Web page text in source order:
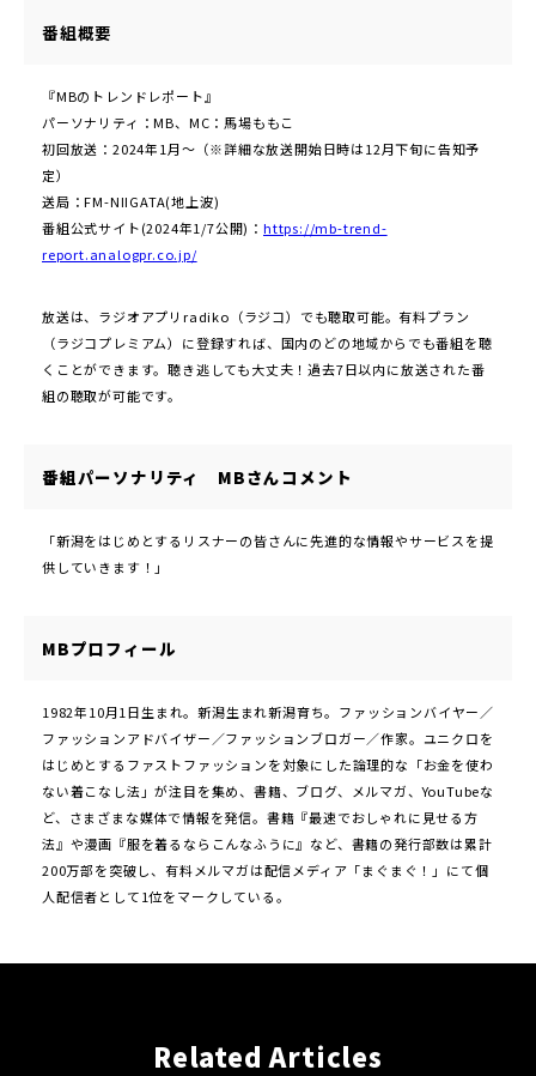
番組概要
『MBのトレンドレポート』
パーソナリティ：MB、MC：馬場ももこ
初回放送：2024年1月〜（※詳細な放送開始日時は12月下旬に告知予
定）
送局：FM-NIIGATA(地上波)
番組公式サイト(2024年1/7公開)：https://mb-trend-
report.analogpr.co.jp/
放送は、ラジオアプリradiko（ラジコ）でも聴取可能。有料プラン
（ラジコプレミアム）に登録すれば、国内のどの地域からでも番組を聴
くことができます。聴き逃しても大丈夫！過去7日以内に放送された番
組の聴取が可能です。
番組パーソナリティ MBさんコメント
「新潟をはじめとするリスナーの皆さんに先進的な情報やサービスを提
供していきます！」
MBプロフィール
1982年10月1日生まれ。新潟生まれ新潟育ち。ファッションバイヤー／
ファッションアドバイザー／ファッションブロガー／作家。ユニクロを
はじめとするファストファッションを対象にした論理的な「お金を使わ
ない着こなし法」が注目を集め、書籍、ブログ、メルマガ、YouTubeな
ど、さまざまな媒体で情報を発信。書籍『最速でおしゃれに見せる方
法』や漫画『服を着るならこんなふうに』など、書籍の発行部数は累計
200万部を突破し、有料メルマガは配信メディア「まぐまぐ！」にて個
人配信者として1位をマークしている。
Related Articles